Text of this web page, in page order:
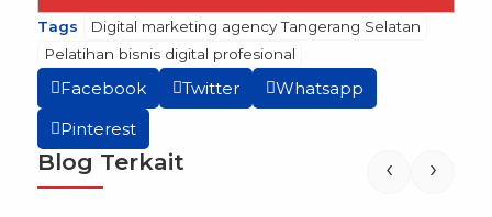
Tags
Digital marketing agency Tangerang Selatan
Pelatihan bisnis digital profesional
Facebook Twitter
Whatsapp
Pinterest
Blog Terkait ‹ ›